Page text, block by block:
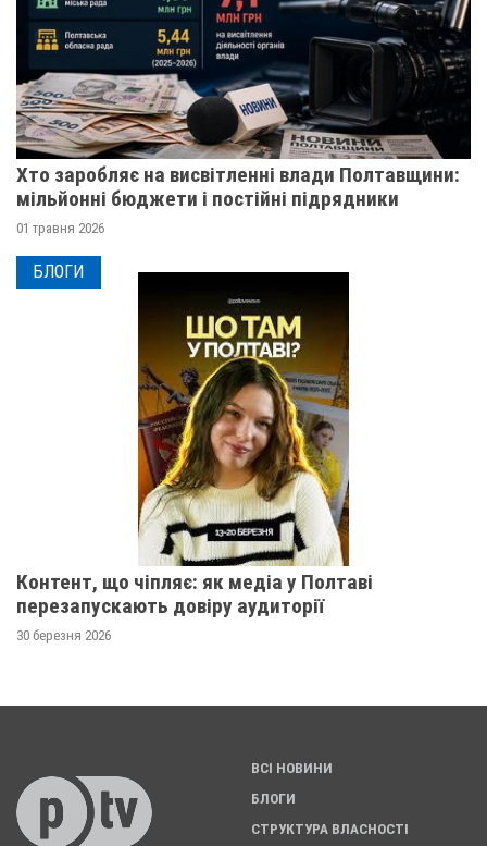
Хто заробляє на висвітленні влади Полтавщини:
мільйонні бюджети і постійні підрядники
01 травня 2026
БЛОГИ
Контент, що чіпляє: як медіа у Полтаві
перезапускають довіру аудиторії
30 березня 2026
ВСІ НОВИНИ
БЛОГИ
СТРУКТУРА ВЛАСНОСТІ